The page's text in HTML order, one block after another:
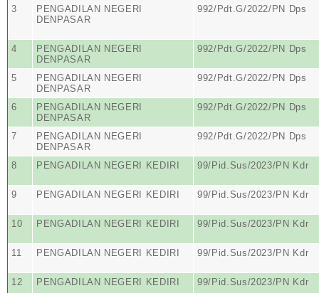
3
PENGADILAN NEGERI
DENPASAR
992/Pdt.G/2022/PN Dps
4
PENGADILAN NEGERI
DENPASAR
992/Pdt.G/2022/PN Dps
5
PENGADILAN NEGERI
DENPASAR
992/Pdt.G/2022/PN Dps
6
PENGADILAN NEGERI
DENPASAR
992/Pdt.G/2022/PN Dps
7
PENGADILAN NEGERI
DENPASAR
992/Pdt.G/2022/PN Dps
8 PENGADILAN NEGERI KEDIRI 99/Pid.Sus/2023/PN Kdr
9 PENGADILAN NEGERI KEDIRI 99/Pid.Sus/2023/PN Kdr
10 PENGADILAN NEGERI KEDIRI 99/Pid.Sus/2023/PN Kdr
11 PENGADILAN NEGERI KEDIRI 99/Pid.Sus/2023/PN Kdr
12 PENGADILAN NEGERI KEDIRI 99/Pid.Sus/2023/PN Kdr